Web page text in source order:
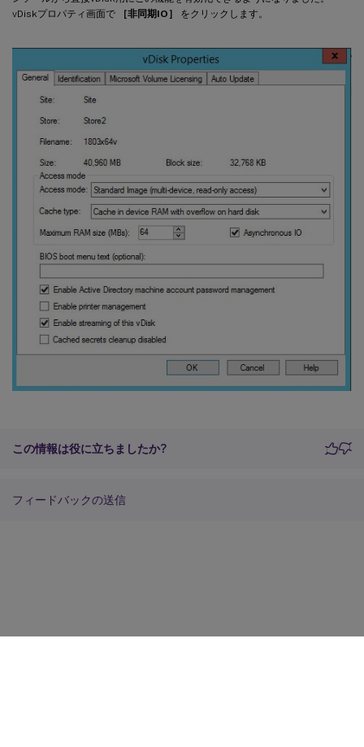
vDiskプロパティ画面で
［非同期IO］ をクリックします。
この情報は役に立ちましたか?
フィードバックの送信